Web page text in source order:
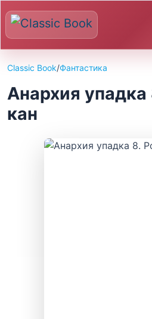
Classic Book/Фантастика
Анархия
кан